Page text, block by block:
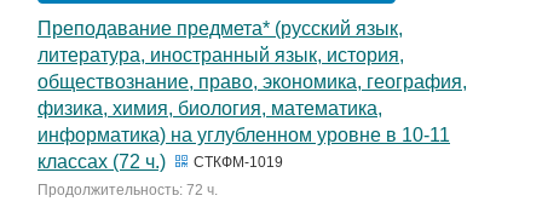
Преподавание предмета* (русский язык,
литература, иностранный язык, история,
обществознание, право, экономика, география,
физика, химия, биология, математика,
информатика) на углубленном уровне в 10-11
классах (72 ч.)
СТКФМ-1019
Продолжительность: 72 ч.